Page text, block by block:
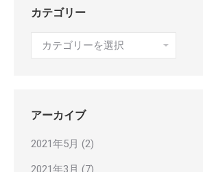
カテゴリー
テ
ー
アーカイブ
2021年5月 (2)
2021年3月 (7)